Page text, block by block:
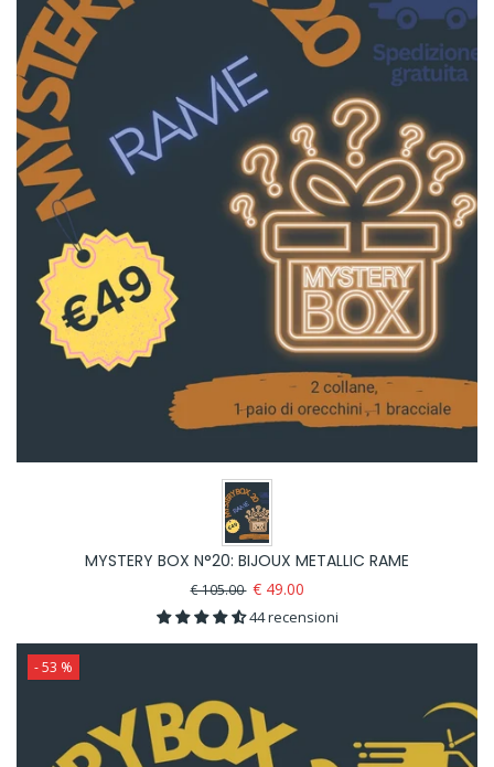
MYSTERY BOX N°20: BIJOUX METALLIC RAME
€ 105.00 € 49.00
44 recensioni
- 53 %